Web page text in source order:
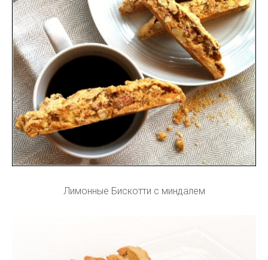
Лимонные Бискотти с миндалем